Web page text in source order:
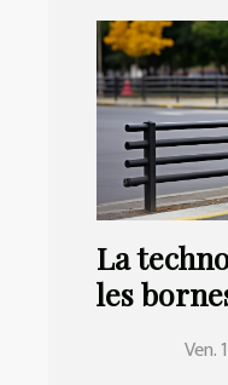
La
les
Ven.